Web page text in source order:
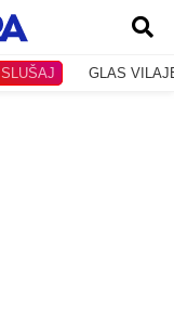
SLUŠAJ GLAS